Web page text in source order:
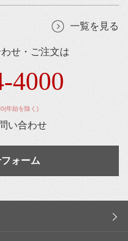
一覧を見る
せ・ご注文は
4000
年始を除く)
い合わせ
ォーム